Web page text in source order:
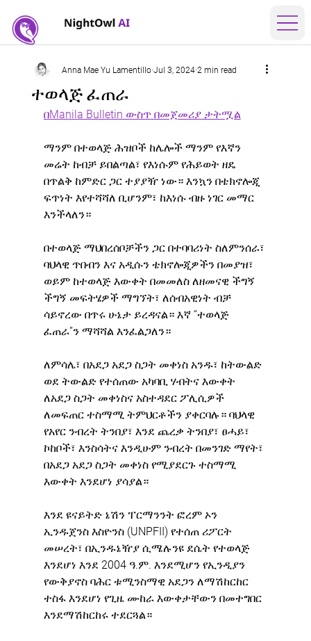
ተወላጅ ፈጠራ
Anna Mae Yu Lamentillo Jul 3, 2024 2 min read
በManila Bulletin ውስጥ በመጀመሪያ ታትሟል
ማንም በተወላጅ ሕዝቦች ከሌሎች ማንም የእኛን
መሬት ከብቻ ይበልጣል፣ የእነሱም የሕይወት ዘዴ
በጥልቅ ከምድር ጋር ተያያዥ ነው። እንኳን በቴክኖሎጂ
ፍጥነት እየተሻሻለ ቢሆንም፣ ከእነሱ ብዙ ነገር መማር
እንችላለን።
በተወላጅ ማህበረሰቦቻችን ጋር በተባባሪነት ስለምንሰራ፣
ባህላዊ ጥበብን እና አዲሱን ቴክኖሎጂዎችን በመያዝ፣
ወይም ከተወላጅ እውቀት በመመለስ ለዘመናዊ ችግኝ
ችግኝ መፍትሄዎች ማግኘት፣ ለሰብአዊነት ብቻ
ሳይኖረው በጥሩ ሁኔታ ይረዳናል። እኛ “ተወላጅ
ፈጠራ”ን ማሻሻል እንፈልጋለን።
ለምሳሌ፣ በአደጋ አደጋ ስጋት መቀነስ አንዱ፣ ከትውልድ
ወደ ትውልድ የተሰጠው አካባቢ ሃብትና እውቀት
ለአደጋ ስጋት መቀነስና አስተዳደር ፖሊሲዎች
ለመፍጠር ተስማሚ ትምህርቶችን ያቀርባሉ። ባህላዊ
የአየር ንብረት ትንበያ፣ እንደ ጨረቃ ትንበያ፣ ፀሓይ፣
ኮከቦች፣ እንስሳትና እንዲሁም ንብረት በመንገድ ማየት፣
በአደጋ አደጋ ስጋት መቀነስ የሚያደርጉ ተስማሚ
እውቀት እንደሆነ ያሳያል።
እንደ ዩናይትድ ኔሽን ፐርማንንት ፎረም ኦን
ኢንዱጀንስ እስዮንስ (UNPFII) የተሰጠ ሪፖርት
መሠረት፣ በኢንዱኔዥያ ሲሜሉንዩ ደሴት የተወላጅ
እንደሆነ እንደ 2004 ዓ.ም. እንደሚሆን የኢንዲያን
የውቅያኖስ ባሕር ቱሚንስማዊ አደጋን ለማሽከርከር
ተስፋ እንደሆነ የጊዜ ሙከራ እውቀታቸውን በመተግበር
እንደማሽከርከሩ ተደርጓል።